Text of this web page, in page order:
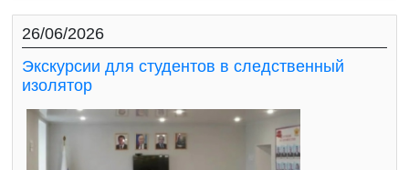
26/06/2026
Экскурсии для студентов в следственный
изолятор